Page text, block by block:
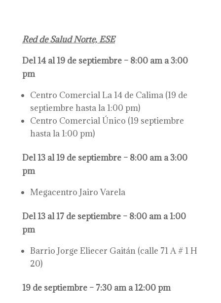
Red de Salud Norte, ESE
Del 14 al 19 de septiembre – 8:00 am a 3:00
pm
Centro Comercial La 14 de Calima (19 de
septiembre hasta la 1:00 pm)
Centro Comercial Único (19 septiembre
hasta la 1:00 pm)
Del 13 al 19 de septiembre – 8:00 am a 3:00
pm
Megacentro Jairo Varela
Del 13 al 17 de septiembre – 8:00 am a 1:00
pm
Barrio Jorge Eliecer Gaitán (calle 71 A # 1 H
20)
19 de septiembre – 7:30 am a 12:00 pm